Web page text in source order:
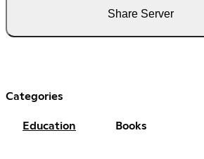
Share Server
Categories
Education Books